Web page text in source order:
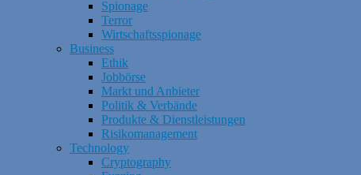
Spionage
Terror
Wirtschaftsspionage
Business
Ethik
Jobbörse
Markt und Anbieter
Politik & Verbände
Produkte & Dienstleistungen
Risikomanagement
Technology
Cryptography